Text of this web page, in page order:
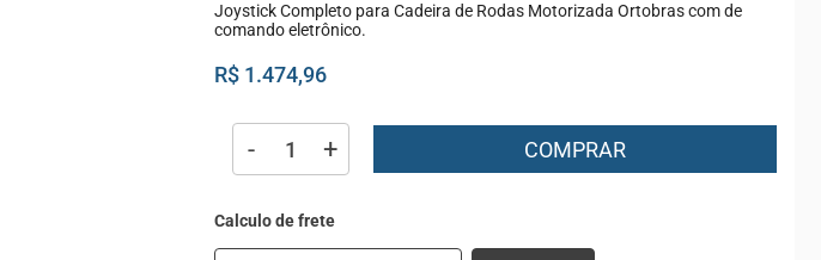
Joystick Completo para Cadeira de Rodas Motorizada Ortobras com de
comando eletrônico.
R$ 1.474,96
- + COMPRAR